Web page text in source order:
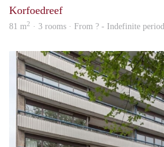
Korfoedreef
81 m2 · 3 rooms · From ? - Indefinite period